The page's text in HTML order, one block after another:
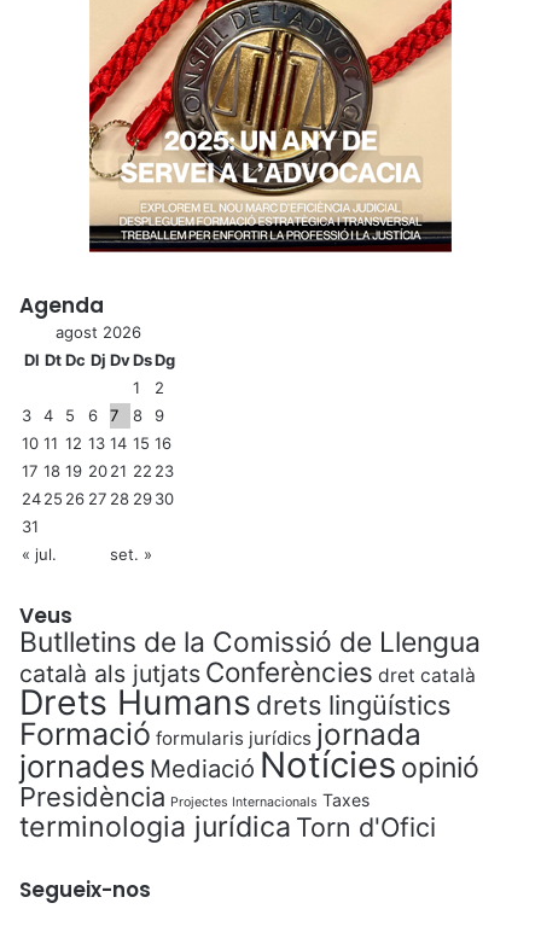
Agenda
agost 2026
Dl DtDc Dj DvDsDg
1
2
3
4 5 6 7 8
9
10 11 12 13 14 15 16
17 18 19 2021 22 23
2425 26 27 28 2930
31
« jul.
set. »
Veus
Butlletins de la Comissió de Llengua
català als jutjats Conferències dret català
Drets Humans drets lingüístics
Formació formularis jurídics jornada
jornades Mediació Notícies opinió
Presidència Projectes Internacionals Taxes
terminologia jurídica Torn d'Ofici
Segueix-nos